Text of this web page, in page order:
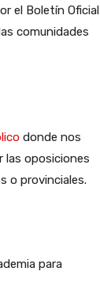
el Boletín Oficial
comunidades
donde nos
las oposiciones
o provinciales.
para